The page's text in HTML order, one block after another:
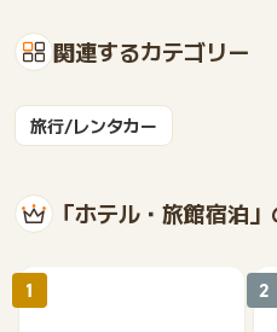
※ポイントに関するお問い合わせ
お問い合わせをした場合、ポイ
ざいます。
関連するカテゴリー
旅行/レンタカー
「ホテル・旅館宿泊
1 2